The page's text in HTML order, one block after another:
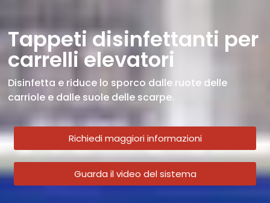
Tappeti disinfettanti per
carrelli elevatori
Disinfetta e riduce lo sporco dalle ruote delle
carriole e dalle suole delle scarpe.
Richiedi maggiori informazioni
Guarda il video del sistema